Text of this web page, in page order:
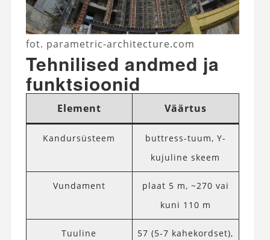
fot. parametric-architecture.com
Tehnilised andmed ja
funktsioonid
Element Väärtus
Kandursüsteem
buttress-tuum, Y-
kujuline skeem
Vundament
plaat 5 m, ~270 vai
kuni 110 m
Tuuline 57 (5-7 kahekordset),